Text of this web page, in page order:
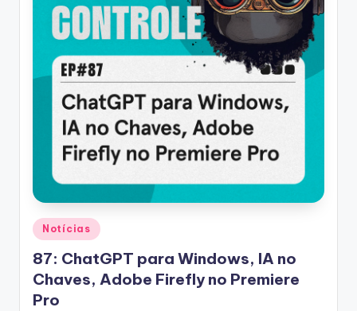
Posted
in
Notícias
87: ChatGPT para Windows, IA no
Chaves, Adobe Firefly no Premiere
Pro